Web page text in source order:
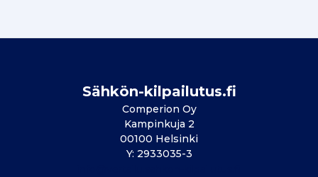
Sähkön-kilpailutus.fi
Comperion Oy
Kampinkuja 2
00100 Helsinki
Y: 2933035-3